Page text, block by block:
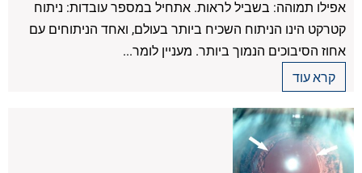
אפילו תמוהה: בשביל לראות. אתחיל במספר עובדות: ניתוח
קטרקט הינו הניתוח השכיח ביותר בעולם, ואחד הניתוחים עם
אחוז הסיבוכים הנמוך ביותר. מעניין לומר...
קרא עוד